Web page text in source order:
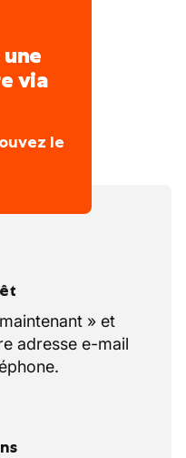
pouvez
large sélection de
charcuterie fine.
via
le
» et
adresse e-mail